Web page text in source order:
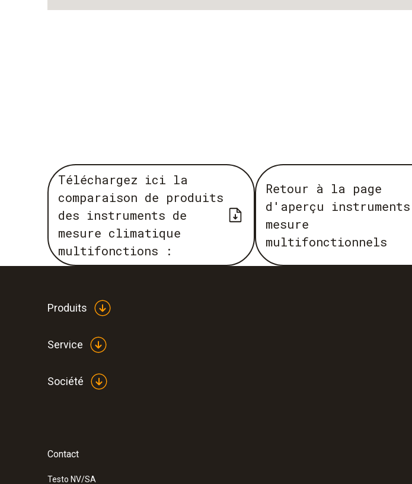
Téléchargez ici la
comparaison de produits
des instruments de
mesure climatique
multifonctions :
Retour à la page
d'aperçu
mesure
multifonctionnels
Produits
Service
Société
Contact
Testo NV/SA